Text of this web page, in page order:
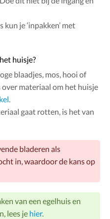
je ‘inpakken’ met
huisje?
blaadjes, mos, hooi of
over materiaal om het huisje
.
gaat rotten, is het van
bladeren als
in, waardoor de kans op
van een egelhuis en
lees je hier.